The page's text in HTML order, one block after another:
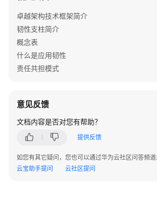
性
支
柱
性
率
支
柱
本
优
卓越架构技术框架简介
韧性支柱简介
概念表
什么是应用韧性
责任共担模式
意见反馈
文档内容是否对您有帮助？
提供反馈
如您有其它疑问，您也可以通过华为云社区问答频
云宝助手提问
云社区提问